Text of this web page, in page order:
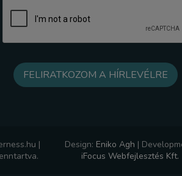
|
Design: Eniko Agh |
iFocus Webfejlesztés Kft.